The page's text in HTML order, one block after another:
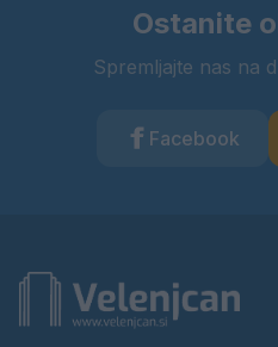
Ostanite
Spremljajte nas na
Facebook